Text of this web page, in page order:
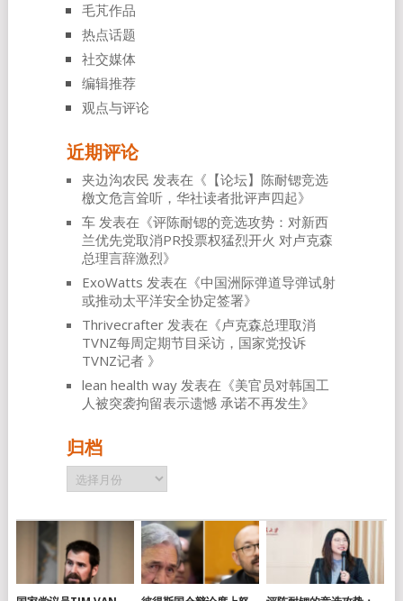
毛芃作品
热点话题
社交媒体
编辑推荐
观点与评论
近期评论
夹边沟农民 发表在《 【论坛】陈耐锶竞选
檄文危言耸听，华社读者批评声四起》
车发表在《评陈耐锶的竞选攻势：对新西
兰优先党取消PR投票权猛烈开火 对卢克森
总理言辞激烈》
ExoWatts 发表在《中国洲际弹道导弹试射
或推动太平洋安全协定签署》
Thrivecrafter发表在《卢克森总理取消
TVNZ每周定期节目采访，国家党投诉
TVNZ记者 》
lean health way发表在《美官员对韩国工
人被突袭拘留表示遗憾 承诺不再发生》
归档
归
档